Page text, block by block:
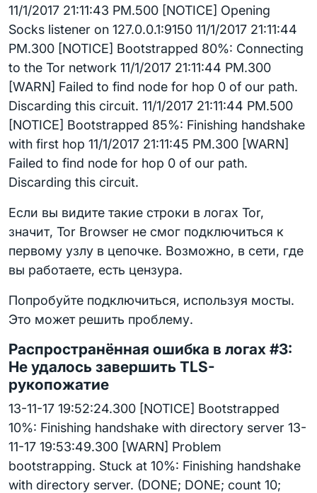
11/1/2017 21:11:43 PM.500 [NOTICE] Opening
Socks listener on 127.0.0.1:9150 11/1/2017 21:11:44
PM.300 [NOTICE] Bootstrapped 80%: Connecting
to the Tor network 11/1/2017 21:11:44 PM.300
[WARN] Failed to find node for hop 0 of our path.
Discarding this circuit. 11/1/2017 21:11:44 PM.500
[NOTICE] Bootstrapped 85%: Finishing handshake
with first hop 11/1/2017 21:11:45 PM.300 [WARN]
Failed to find node for hop 0 of our path.
Discarding this circuit.
Если вы видите такие строки в логах Tor,
значит, Tor Browser не смог подключиться к
первому узлу в цепочке. Возможно, в сети, где
вы работаете, есть цензура.
Попробуйте подключиться, используя мосты.
Это может решить проблему.
Распространённая ошибка в логах #3:
Не удалось завершить TLS-
рукопожатие
13-11-17 19:52:24.300 [NOTICE] Bootstrapped
10%: Finishing handshake with directory server 13-
11-17 19:53:49.300 [WARN] Problem
bootstrapping. Stuck at 10%: Finishing handshake
with directory server. (DONE; DONE; count 10;